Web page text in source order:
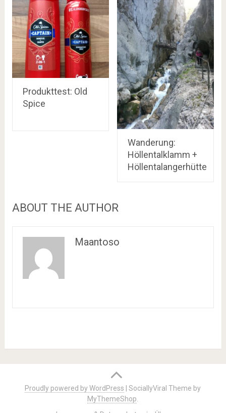
Produkttest: Old
Spice
Wanderung:
Höllentalklamm +
Höllentalangerhütte
ABOUT THE AUTHOR
Maantoso
Proudly powered by WordPress |SociallyViral Theme by
MyThemeShop